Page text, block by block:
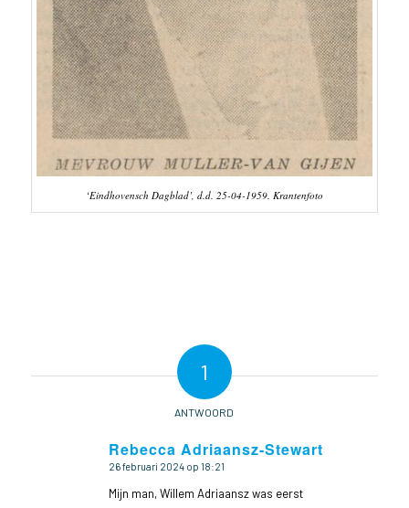
‘Eindhovensch Dagblad’, d.d. 25-04-1959. Krantenfoto
1
ANTWOORD
Rebecca Adriaansz-Stewart
zegt:
26 februari 2024 op 18:21
Mijn man, Willem Adriaansz was eerst